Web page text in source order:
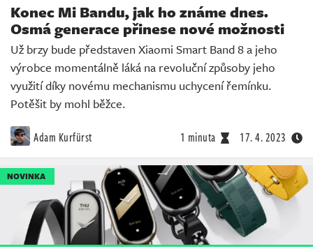
Konec Mi Bandu, jak ho známe dnes.
Osmá generace přinese nové možnosti
Už brzy bude představen Xiaomi Smart Band 8 a jeho
výrobce momentálně láká na revoluční způsoby jeho
využití díky novému mechanismu uchycení řemínku.
Potěšit by mohl běžce.
Adam Kurfürst 1 minuta 17. 4. 2023
NOVINKA